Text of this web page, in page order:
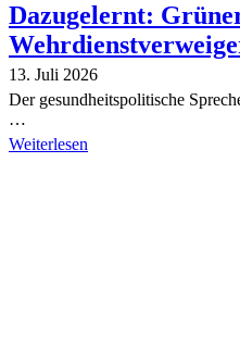
Dazugelernt:
13. Juli 2026
Der gesundheitspolitische
…
Weiterlesen